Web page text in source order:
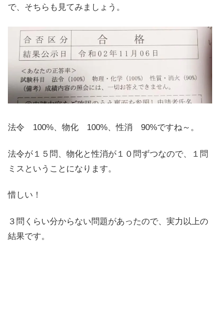
で、そちらも見てみましょう。
法令 100%、物化 100%、性消 90%ですね～。
法令が１５問、物化と性消が１０問ずつなので、１問
ミスということになります。
惜しい！
３問くらい分からない問題があったので、実力以上の
結果です。